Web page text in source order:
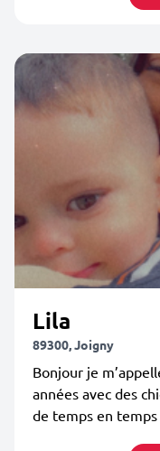
Lila
89300, Joigny
Bonjour je
années avec des
de temps en temps